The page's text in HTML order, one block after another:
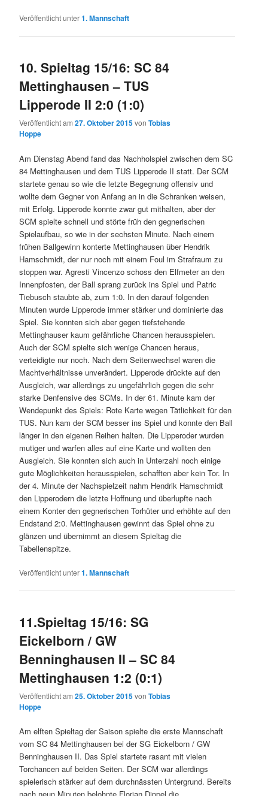
Veröffentlicht unter1. Mannschaft
10. Spieltag 15/16: SC 84
Mettinghausen – TUS
Lipperode II 2:0 (1:0)
Veröffentlicht am27. Oktober 2015vonTobias
Hoppe
Am Dienstag Abend fand das Nachholspiel zwischen dem SC
84 Mettinghausen und dem TUS Lipperode II statt. Der SCM
startete genau so wie die letzte Begegnung offensiv und
wollte dem Gegner von Anfang an in die Schranken weisen,
mit Erfolg. Lipperode konnte zwar gut mithalten, aber der
SCM spielte schnell und störte früh den gegnerischen
Spielaufbau, so wie in der sechsten Minute. Nach einem
frühen Ballgewinn konterte Mettinghausen über Hendrik
Hamschmidt, der nur noch mit einem Foul im Strafraum zu
stoppen war. Agresti Vincenzo schoss den Elfmeter an den
Innenpfosten, der Ball sprang zurück ins Spiel und Patric
Tiebusch staubte ab, zum 1:0. In den darauf folgenden
Minuten wurde Lipperode immer stärker und dominierte das
Spiel. Sie konnten sich aber gegen tiefstehende
Mettinghauser kaum gefährliche Chancen herausspielen.
Auch der SCM spielte sich wenige Chancen heraus,
verteidigte nur noch. Nach dem Seitenwechsel waren die
Machtverhältnisse unverändert. Lipperode drückte auf den
Ausgleich, war allerdings zu ungefährlich gegen die sehr
starke Denfensive des SCMs. In der 61. Minute kam der
Wendepunkt des Spiels: Rote Karte wegen Tätlichkeit für den
TUS. Nun kam der SCM besser ins Spiel und konnte den Ball
länger in den eigenen Reihen halten. Die Lipperoder wurden
mutiger und warfen alles auf eine Karte und wollten den
Ausgleich. Sie konnten sich auch in Unterzahl noch einige
gute Möglichkeiten herausspielen, schafften aber kein Tor. In
der 4. Minute der Nachspielzeit nahm Hendrik Hamschmidt
den Lipperodern die letzte Hoffnung und überlupfte nach
einem Konter den gegnerischen Torhüter und erhöhte auf den
Endstand 2:0. Mettinghausen gewinnt das Spiel ohne zu
glänzen und übernimmt an diesem Spieltag die
Tabellenspitze.
Veröffentlicht unter1. Mannschaft
11.Spieltag 15/16: SG
Eickelborn / GW
Benninghausen II – SC 84
Mettinghausen 1:2 (0:1)
Veröffentlicht am25. Oktober 2015vonTobias
Hoppe
Am elften Spieltag der Saison spielte die erste Mannschaft
vom SC 84 Mettinghausen bei der SG Eickelborn / GW
Benninghausen II. Das Spiel startete rasant mit vielen
Torchancen auf beiden Seiten. Der SCM war allerdings
spielerisch stärker auf dem durchnässten Untergrund. Bereits